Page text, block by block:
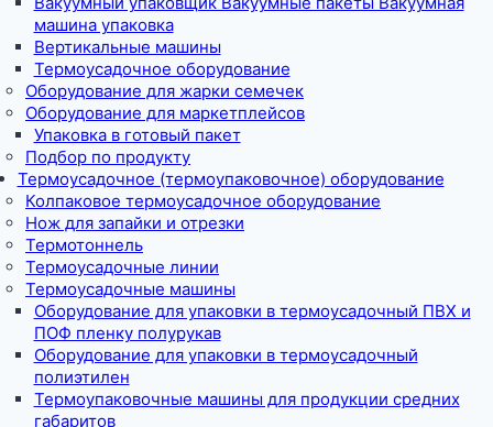
машина упаковка
Вертикальные машины
Термоусадочное оборудование
Оборудование для жарки семечек
Оборудование для маркетплейсов
Упаковка в готовый пакет
Подбор по продукту
Термоусадочное (термоупаковочное) оборудование
Колпаковое термоусадочное оборудование
Нож для запайки и отрезки
Термотоннель
Термоусадочные линии
Термоусадочные машины
Оборудование для упаковки в термоусадочный ПВХ и
ПОФ пленку полурукав
Оборудование для упаковки в термоусадочный
полиэтилен
Термоупаковочные машины для продукции средних
габаритов